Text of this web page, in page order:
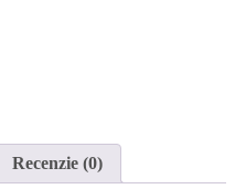
Recenzie (0)